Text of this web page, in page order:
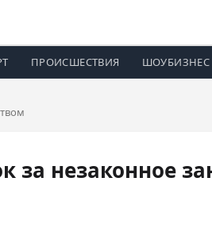
ПРОИСШЕСТВИЯ ШОУБИЗНЕС
за незаконное